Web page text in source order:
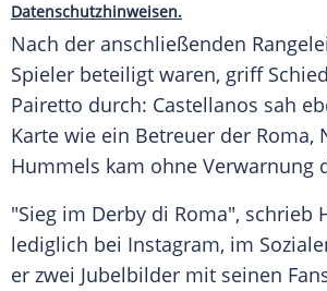
Datenschutzhinweisen.
Nach der anschließenden Rangelei
Spieler beteiligt waren, griff
Pairetto durch: Castellanos sah
Karte wie ein Betreuer der Roma,
Hummels kam ohne Verwarnung
"Sieg im Derby di Roma", schrieb
lediglich bei Instagram, im
er zwei Jubelbilder mit seinen